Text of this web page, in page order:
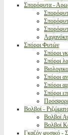
Σπορόφυτα -
Σπόροι Φυτών
Σπόροι
Σπόροι
Σπόροι
Σπόροι
Σπόροι
Βολβοί -
Βολβοί
Βολβοί
Γκαζόν φυσικό -